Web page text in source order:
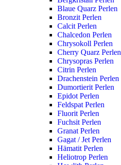
Blaue Quarz Perlen
Bronzit Perlen
Calcit Perlen
Chalcedon Perlen
Chrysokoll Perlen
Cherry Quarz Perlen
Chrysopras Perlen
Citrin Perlen
Drachenstein Perlen
Dumortierit Perlen
Epidot Perlen
Feldspat Perlen
Fluorit Perlen
Fuchsit Perlen
Granat Perlen
Gagat / Jet Perlen
Hämatit Perlen
Heliotrop Perlen